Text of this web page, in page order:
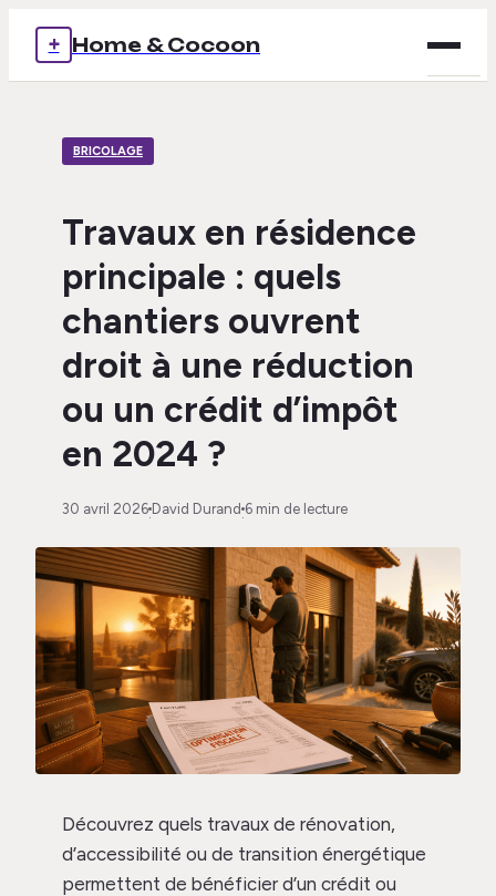
+ Home & Cocoon
BRICOLAGE
Travaux en résidence
principale : quels
chantiers ouvrent
droit à une réduction
ou un crédit d’impôt
en 2024 ?
30 avril 2026
·
David Durand
·
6 min de lecture
Découvrez quels travaux de rénovation,
d’accessibilité ou de transition énergétique
permettent de bénéficier d’un crédit ou